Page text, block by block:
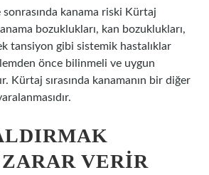
sonrasında kanama riski Kürtaj
bozuklukları, kan bozuklukları,
tansiyon gibi sistemik hastalıklar
önce bilinmeli ve uygun
Kürtaj sırasında kanamanın bir diğer
VERIR